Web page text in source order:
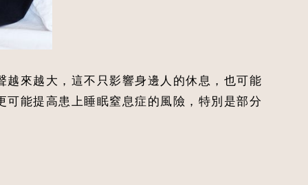
來越大，這不只影響身邊人的休息，也可能
能提高患上睡眠窒息症的風險，特別是部分